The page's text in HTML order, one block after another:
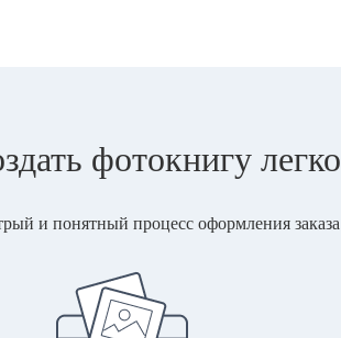
фотокнигу легко
и понятный процесс оформления заказа